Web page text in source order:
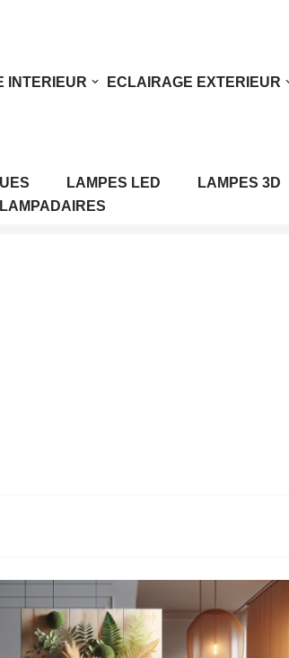
INTERIEUR ECLAIRAGE EXTERIEUR
LAMPES LED LAMPES 3D
LAMPADAIRES